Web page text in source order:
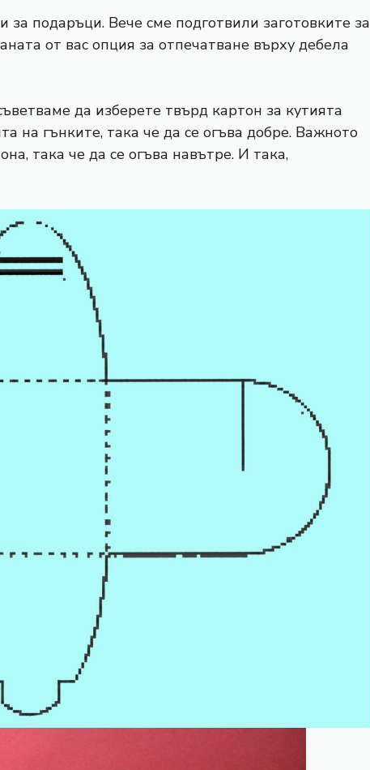
подаръци. Вече сме подготвили заготовките за
от вас опция за отпечатване върху дебела
да изберете твърд картон за кутията
на гънките, така че да се огъва добре. Важното
така че да се огъва навътре. И така,